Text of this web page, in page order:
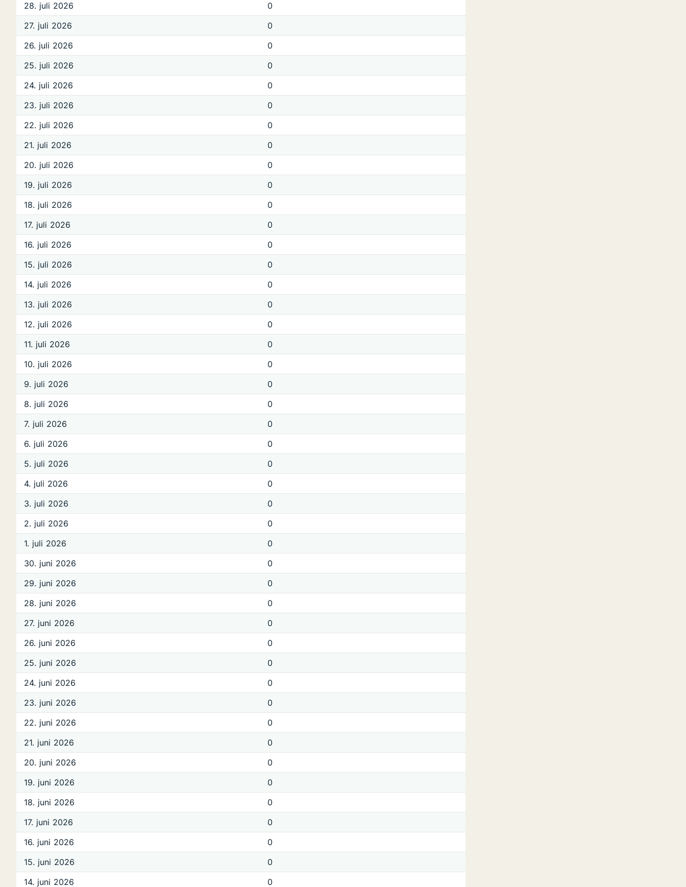
28. juli 2026
0
27. juli 2026
0
26. juli 2026
0
25. juli 2026
0
24. juli 2026
0
23. juli 2026
0
22. juli 2026
0
21. juli 2026
0
20. juli 2026
0
19. juli 2026
0
18. juli 2026
0
17. juli 2026
0
16. juli 2026
0
15. juli 2026
0
14. juli 2026
0
13. juli 2026
0
12. juli 2026
0
11. juli 2026
0
10. juli 2026
0
9. juli 2026
0
8. juli 2026
0
7. juli 2026
0
6. juli 2026
0
5. juli 2026
0
4. juli 2026
0
3. juli 2026
0
2. juli 2026
0
1. juli 2026
0
30. juni 2026
0
29. juni 2026
0
28. juni 2026
0
27. juni 2026
0
26. juni 2026
0
25. juni 2026
0
24. juni 2026
0
23. juni 2026
0
22. juni 2026
0
21. juni 2026
0
20. juni 2026
0
19. juni 2026
0
18. juni 2026
0
17. juni 2026
0
16. juni 2026
0
15. juni 2026
0
14. juni 2026
0